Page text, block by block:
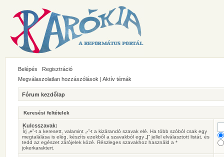
Belépés
Regisztráció
Megválaszolatlan hozzászólások | Aktív témák
Fórum kezdőlap
Keresési feltételek
Kulcsszavak:
Írj „ +”-t a keresett, valamint „ -”-t a kizárandó szavak elé. Ha több szóból csak egy
megtalálása is elég, készíts ezekből a szavakból egy „ |” jellel elválasztott listát, és
tedd az egészet zárójelek közé. Részleges szavakhoz használd a *
jokerkaraktert.